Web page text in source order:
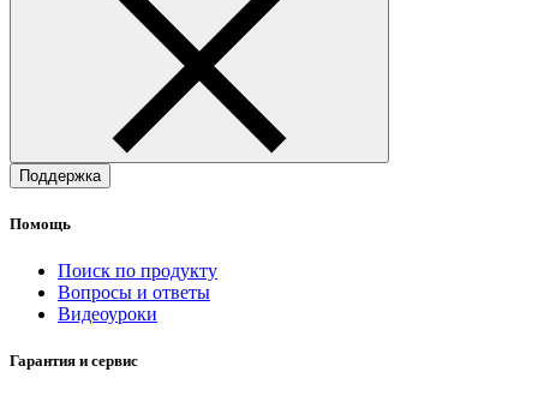
Поддержка
Помощь
Поиск по продукту
Вопросы и ответы
Видеоуроки
Гарантия и сервис